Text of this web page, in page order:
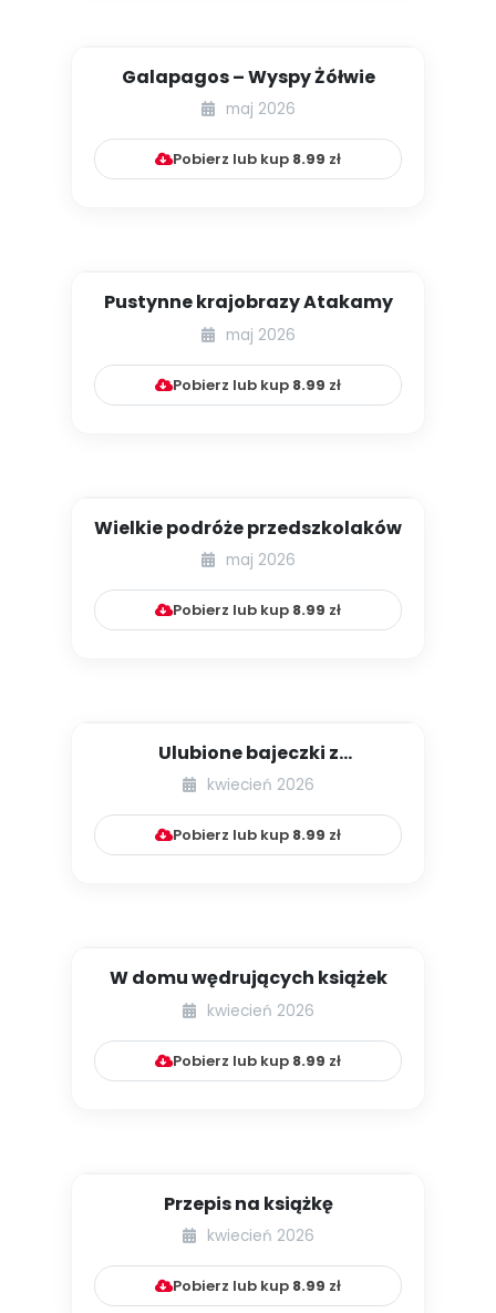
Galapagos – Wyspy Żółwie
maj 2026
Pobierz lub kup 8.99 zł
Pustynne krajobrazy Atakamy
maj 2026
Pobierz lub kup 8.99 zł
Wielkie podróże przedszkolaków
maj 2026
Pobierz lub kup 8.99 zł
Ulubione bajeczki z
przedszkolnej półeczki
kwiecień 2026
Pobierz lub kup 8.99 zł
W domu wędrujących książek
kwiecień 2026
Pobierz lub kup 8.99 zł
Przepis na książkę
kwiecień 2026
Pobierz lub kup 8.99 zł